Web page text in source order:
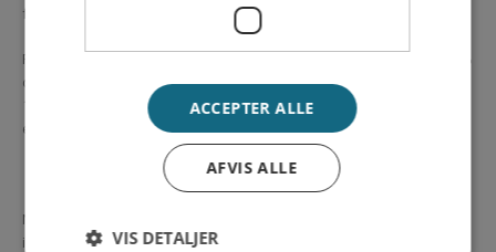
fastsat.
FX: Køb af elscooter til kr. 22.995,- hvor kommunen giver 50%
dog maksimum kr. 10.000,- vil give en egenbetaling på kr.
12.995,- (dette er blot et eksempel. For præcise tilskud se
egen bevilling)
Når du har modtaget en bevilling fra kommunen, kan man
indkøbe sin elscooter.
ACCEPTER ALLE
AFVIS ALLE
VIS DETALJER